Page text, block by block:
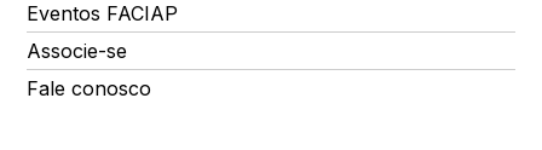
Eventos FACIAP
Associe-se
Fale conosco